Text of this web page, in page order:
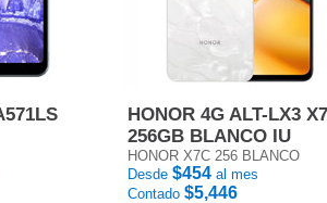
HONOR 4G ALT-LX3
256GB BLANCO IU
HONOR X7C 256 BLANCO
Desde $454 al mes
Contado $5,446